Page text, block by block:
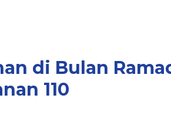
di Bulan
110